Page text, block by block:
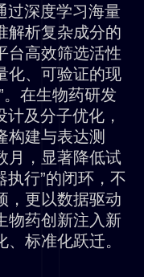
过深度学习海量
解析复杂成分的
台⾼效筛选活性
化、可验证的现
。在生物药研发
及分子优化，
构建与表达测
月，显著降低试
执行”的闭环，不
，更以数据驱动
物药创新注入新
标准化跃迁。